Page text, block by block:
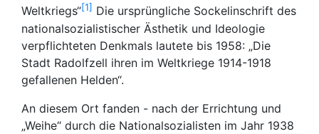
Weltkriegs“ 1
Die ursprüngliche Sockelinschrift des
nationalsozialistischer Ästhetik und Ideologie
verpflichteten Denkmals lautete bis 1958: „Die
Stadt Radolfzell ihren im Weltkriege 1914-1918
gefallenen Helden“.
An diesem Ort fanden - nach der Errichtung und
„Weihe“ durch die Nationalsozialisten im Jahr 1938